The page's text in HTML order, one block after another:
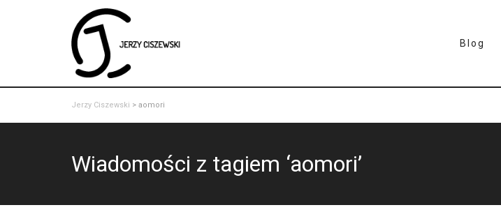
Blog
Jerzy Ciszewski > aomori
Wiadomości z tagiem ‘aomori’